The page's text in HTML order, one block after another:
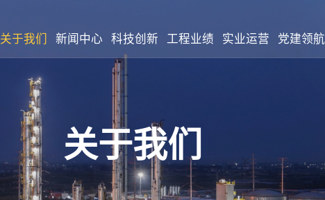
关于我们 新闻中心 科技创新 工程业绩 实业运营 党建领航
关于我们